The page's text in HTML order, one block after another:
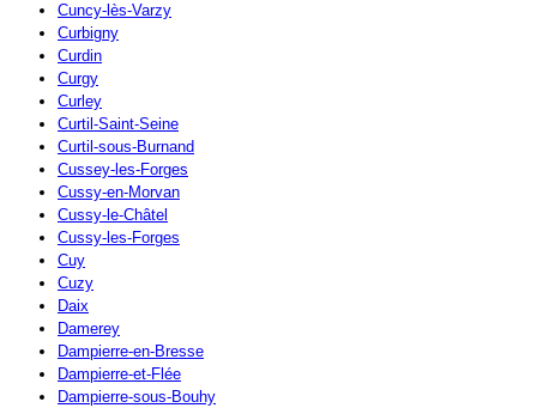
Cuncy-lès-Varzy
Curbigny
Curdin
Curgy
Curley
Curtil-Saint-Seine
Curtil-sous-Burnand
Cussey-les-Forges
Cussy-en-Morvan
Cussy-le-Châtel
Cussy-les-Forges
Cuy
Cuzy
Daix
Damerey
Dampierre-en-Bresse
Dampierre-et-Flée
Dampierre-sous-Bouhy